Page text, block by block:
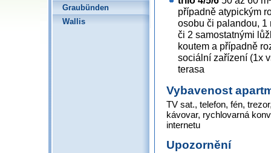
případně atypickým
osobu či palandou,
či 2 samostatnými
koutem a případně
sociální zařízení (1x
terasa
Vybavenost
TV sat., telefon, fén,
kávovar, rychlovarná
internetu
Upozornění
Graubünden
Wallis